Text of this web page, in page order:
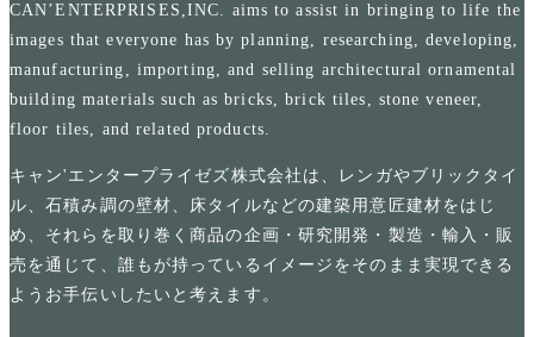
CAN’ENTERPRISES,INC. aims to assist in bringing to life the
images that everyone has by planning, researching, developing,
manufacturing, importing, and selling architectural ornamental
building materials such as bricks, brick tiles, stone veneer,
floor tiles, and related products.
キャン'エンタープライゼズ株式会社は、レンガやブリックタイ
ル、石積み調の壁材、床タイルなどの建築用意匠建材をはじ
め、それらを取り巻く商品の企画・研究開発・製造・輸入・販
売を通じて、誰もが持っているイメージをそのまま実現できる
ようお手伝いしたいと考えます。